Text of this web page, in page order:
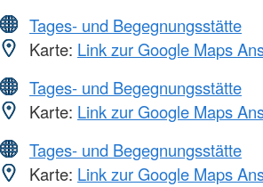
Tages- und Begegnungsstätte
Karte: Link zur Google Maps
Tages- und Begegnungsstätte
Karte: Link zur Google Maps
Tages- und Begegnungsstätte
Karte: Link zur Google Maps